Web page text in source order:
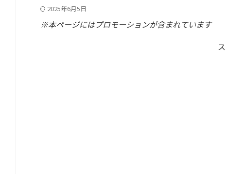
2025年6月5日
※本ページにはプロモーションが含まれています